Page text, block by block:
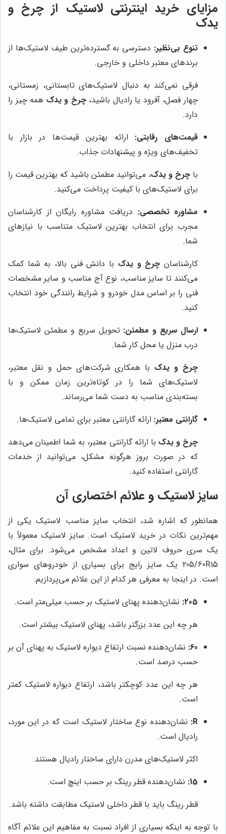
مزایای خرید اینترنتی لاستیک از چرخ و
یدک
تنوع بی‌نظیر: دسترسی به گسترده‌ترین طیف لاستیک‌ها از
برندهای معتبر داخلی و خارجی.
فرقی نمی‌کند به دنبال لاستیک‌های تابستانی، زمستانی،
چهار فصل، آفرود یا رادیال باشید،چرخ و یدک همه چیز را
دارد.
قیمت‌های رقابتی: ارائه بهترین قیمت‌ها در بازار با
تخفیف‌های ویژه و پیشنهادات جذاب.
با چرخ و یدک، می‌توانید مطمئن باشید که بهترین قیمت را
برای لاستیک‌های با کیفیت پرداخت می‌کنید.
مشاوره تخصصی: دریافت مشاوره رایگان از کارشناسان
مجرب برای انتخاب بهترین لاستیک متناسب با نیازهای
شما.
کارشناسان چرخ و یدک با دانش فنی بالا، به شما کمک
می‌کنند تا سایز مناسب، نوع آج مناسب و سایر مشخصات
فنی را بر اساس مدل خودرو و شرایط رانندگی خود انتخاب
کنید.
ارسال سریع و مطمئن: تحویل سریع و مطمئن لاستیک‌ها
درب منزل یا محل کار شما.
چرخ و یدکبا همکاری شرکت‌های حمل و نقل معتبر،
لاستیک‌های شما را در کوتاه‌ترین زمان ممکن و با
بسته‌بندی مناسب به دست شما می‌رساند.
گارانتی معتبر: ارائه گارانتی معتبر برای تمامی لاستیک‌ها.
چرخ و یدک با ارائه گارانتی معتبر، به شما اطمینان می‌دهد
که در صورت بروز هرگونه مشکل، می‌توانید از خدمات
گارانتی استفاده کنید.
سایز لاستیک و علائم اختصاری آن
همانطور که اشاره شد، انتخاب سایز مناسب لاستیک یکی از
مهم‌ترین نکات در خرید لاستیک است. سایز لاستیک معمولاً با
یک سری حروف لاتین و اعداد مشخص می‌شود. برای مثال،
205/60R15 یک سایز رایج برای بسیاری از خودروهای سواری
است. در اینجا به معرفی هر کدام از این علائم می‌پردازیم:
205: نشان‌دهنده پهنای لاستیک بر حسب میلی‌متر است.
هر چه این عدد بزرگتر باشد، پهنای لاستیک بیشتر است.
60: نشان‌دهنده نسبت ارتفاع دیواره لاستیک به پهنای آن بر
حسب درصد است.
هر چه این عدد کوچکتر باشد، ارتفاع دیواره لاستیک کمتر
است.
R: نشان‌دهنده نوع ساختار لاستیک است که در این مورد،
رادیال است.
اکثر لاستیک‌های مدرن دارای ساختار رادیال هستند.
15: نشان‌دهنده قطر رینگ بر حسب اینچ است.
قطر رینگ باید با قطر داخلی لاستیک مطابقت داشته باشد.
با توجه به اینکه بسیاری از افراد نسبت به مفاهیم این علائم آگاه